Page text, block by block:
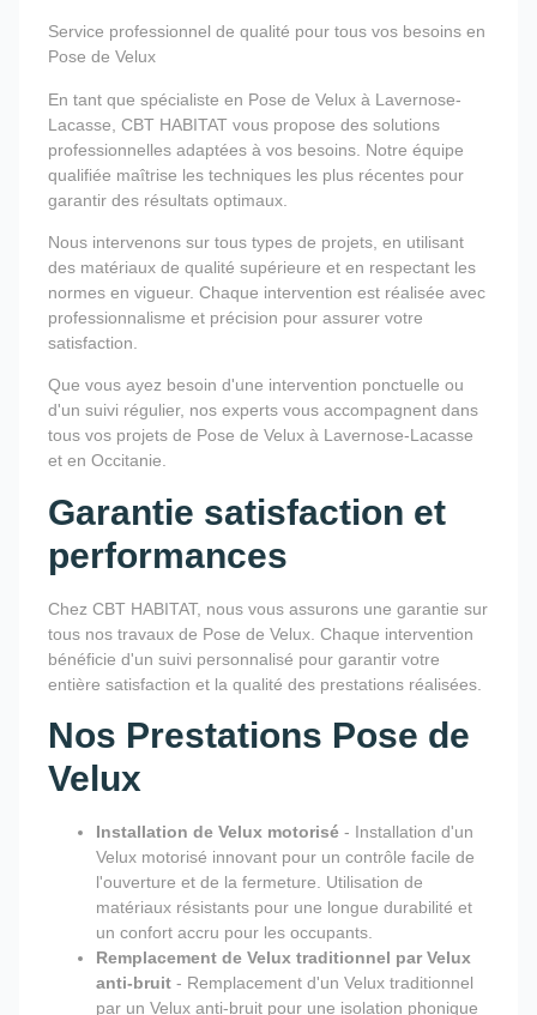
Service professionnel de qualité pour tous vos besoins en
Pose de Velux
En tant que spécialiste en Pose de Velux à Lavernose-
Lacasse, CBT HABITAT vous propose des solutions
professionnelles adaptées à vos besoins. Notre équipe
qualifiée maîtrise les techniques les plus récentes pour
garantir des résultats optimaux.
Nous intervenons sur tous types de projets, en utilisant
des matériaux de qualité supérieure et en respectant les
normes en vigueur. Chaque intervention est réalisée avec
professionnalisme et précision pour assurer votre
satisfaction.
Que vous ayez besoin d'une intervention ponctuelle ou
d'un suivi régulier, nos experts vous accompagnent dans
tous vos projets de Pose de Velux à Lavernose-Lacasse
et en Occitanie.
Garantie satisfaction et
performances
Chez CBT HABITAT, nous vous assurons une garantie sur
tous nos travaux de Pose de Velux. Chaque intervention
bénéficie d'un suivi personnalisé pour garantir votre
entière satisfaction et la qualité des prestations réalisées.
Nos Prestations Pose de
Velux
Installation de Velux motorisé - Installation d'un
Velux motorisé innovant pour un contrôle facile de
l'ouverture et de la fermeture. Utilisation de
matériaux résistants pour une longue durabilité et
un confort accru pour les occupants.
Remplacement de Velux traditionnel par Velux
anti-bruit - Remplacement d'un Velux traditionnel
par un Velux anti-bruit pour une isolation phonique